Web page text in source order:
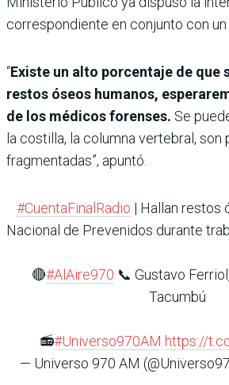
correspondiente en conjunto con
“Existe un alto porcentaje de que
restos óseos humanos,
de los médicos forenses. Se
la costilla, la columna vertebral, son
fragmentadas”, apuntó.
#CuentaFinalRadio | Hallan restos
Nacional de Prevenidos durante
🔴#AlAire970 📞 Gustavo
Tacumbú
📻#Universo970AM https://
— Universo 970 AM